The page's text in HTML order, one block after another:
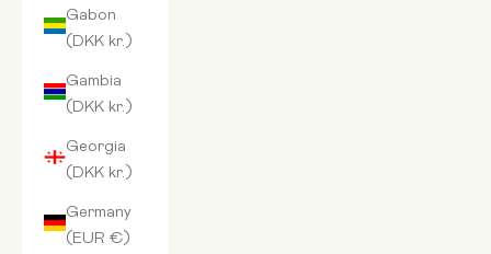
Gabon
(DKK kr.)
Gambia
(DKK kr.)
Georgia
(DKK kr.)
Germany
(EUR €)